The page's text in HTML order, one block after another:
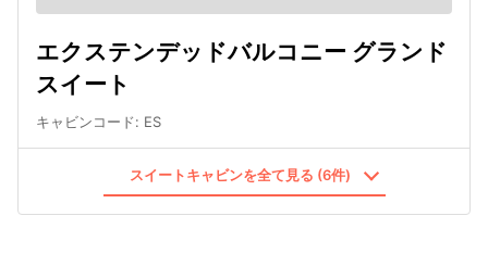
エクステンデッドバルコニー グランド
スイート
キャビンコード: ES
スイートキャビンを全て見る (6件)